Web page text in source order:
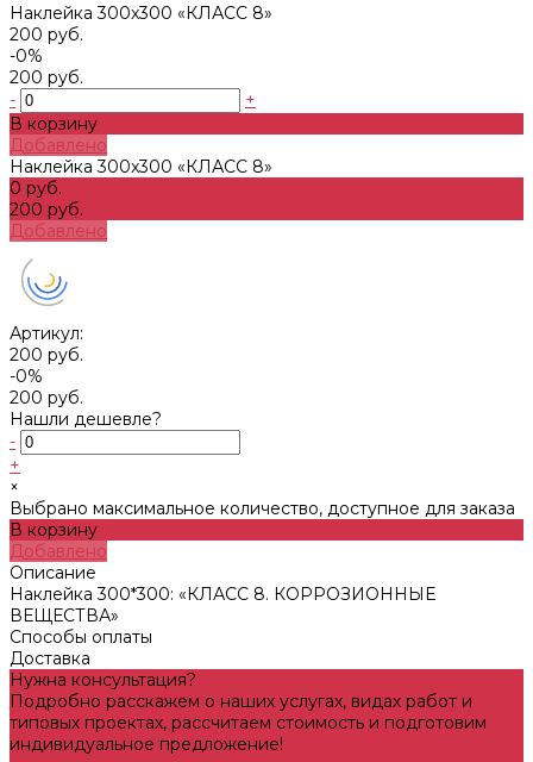
Наклейка 300x300 «КЛАСС 8»
200 руб.
-0%
200 руб.
-
+
В корзину
Добавлено
Наклейка 300x300 «КЛАСС 8»
0 руб.
200 руб.
Добавлено
Артикул:
200 руб.
-0%
200 руб.
Нашли дешевле?
-
+
×
Выбрано максимальное количество, доступное для заказа
В корзину
Добавлено
Описание
Наклейка 300*300: «КЛАСС 8. КОРРОЗИОННЫЕ
ВЕЩЕСТВА»
Способы оплаты
Доставка
Нужна консультация?
Подробно расскажем о наших услугах, видах работ и
типовых проектах, рассчитаем стоимость и подготовим
индивидуальное предложение!